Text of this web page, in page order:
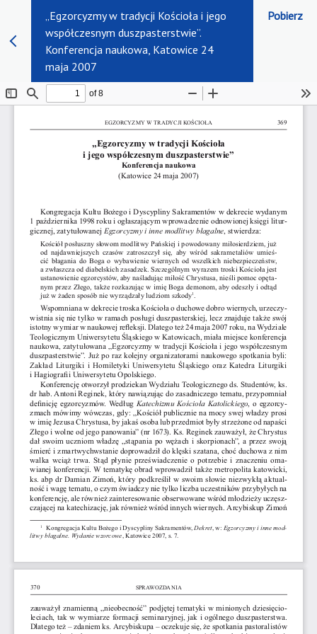
„Egzorcyzmy w tradycji Kościoła i jego
współczesnym duszpasterstwie”.
Konferencja naukowa, Katowice 24
maja 2007
Pobierz